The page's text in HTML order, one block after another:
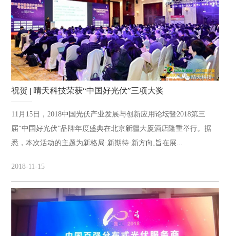
祝贺 | 晴天科技荣获“中国好光伏”三项大奖
11月15日，2018中国光伏产业发展与创新应用论坛暨2018第三
届“中国好光伏”品牌年度盛典在北京新疆大厦酒店隆重举行。据
悉，本次活动的主题为新格局·新期待·新方向,旨在展...
2018-11-15